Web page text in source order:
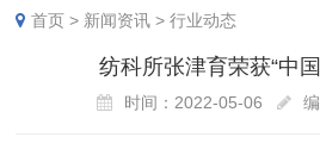
首页 > 新闻资讯 >行业动态
纺科所张津育荣获“中
时间：2022-05-06